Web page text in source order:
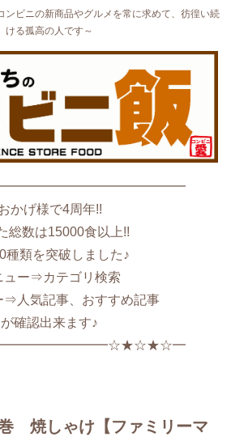
ビニの新商品やグルメを常に求めて、彷徨い続
ける孤高の人です～
かげ様で4周年!!
総数は15000食以上!!
種類を突破しました♪
ュー⇒カテゴリ検索
⇒人気記事、おすすめ記事
が確認出来ます♪
巻 焼しゃけ【ファミリーマ